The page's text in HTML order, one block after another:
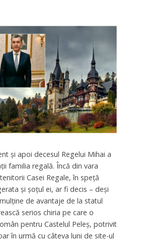
și apoi decesul Regelui Mihai a
familia regală. Încă din vara
Casei Regale, în speță
și șoțul ei, ar fi decis – deși
de avantaje de la statul
serios chiria pe care o
pentru Castelul Peleș, potrivit
în urmă cu câteva luni de site-ul